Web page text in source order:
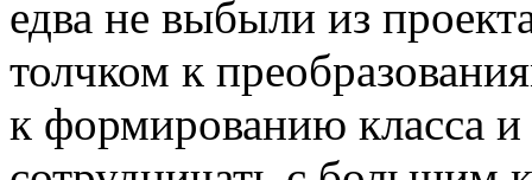
едва не выбыли из
толчком к
к формированию класса и